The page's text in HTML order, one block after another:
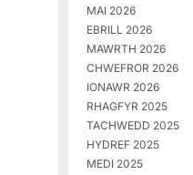
MAI 2026
EBRILL 2026
MAWRTH 2026
CHWEFROR 2026
IONAWR 2026
RHAGFYR 2025
TACHWEDD 2025
HYDREF 2025
MEDI 2025